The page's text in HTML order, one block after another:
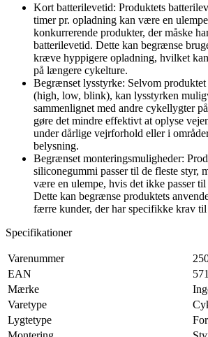
Kort batterilevetid: Produktets
timer pr. opladning kan være en
konkurrerende produkter, der måske
batterilevetid. Dette kan begrænse
kræve hyppigere opladning, hvilket
på længere cykelture.
Begrænset lysstyrke: Selvom
(high, low, blink), kan lysstyrken
sammenlignet med andre cykellygter
gøre det mindre effektivt at oplyse
under dårlige vejrforhold eller i
belysning.
Begrænset monteringsmuligheder:
siliconegummi passer til de fleste styr,
være en ulempe, hvis det ikke passer
Dette kan begrænse produktets
færre kunder, der har specifikke krav
Specifikationer
Varenummer
EAN
Mærke
Varetype
Lygtetype